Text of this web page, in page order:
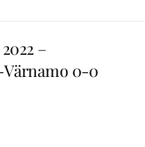
–
Värnamo 0-0